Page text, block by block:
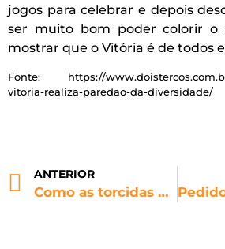
jogos para celebrar e depois
ser muito bom poder colorir o
mostrar que o Vitória é de todos
Fonte: https://
vitoria-realiza-paredao-da-diversidade/
ANTERIOR
Como as torcidas LGBTQIAPN+ estão dominando a Premier League